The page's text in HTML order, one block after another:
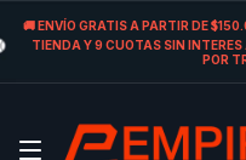
🚚 ENVÍO GRATIS A PARTIR DE
TIENDA Y 9 CUOTAS SIN
POR